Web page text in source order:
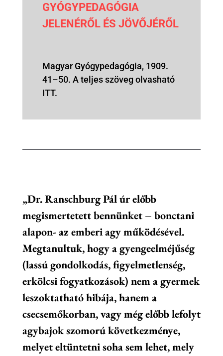
GYÓGYPEDAGÓGIA
JELENÉRŐL ÉS JÖVŐJÉRŐL
Magyar Gyógypedagógia, 1909.
41–50. A teljes szöveg olvasható
ITT.
„Dr. Ranschburg Pál úr előbb
megismertetett bennünket – bonctani
alapon- az emberi agy működésével.
Megtanultuk, hogy a gyengeelméjűség
(lassú gondolkodás, figyelmetlenség,
erkölcsi fogyatkozások) nem a gyermek
leszoktatható hibája, hanem a
csecsemőkorban, vagy még előbb lefolyt
agybajok szomorú következménye,
melyet eltüntetni soha sem lehet, mely